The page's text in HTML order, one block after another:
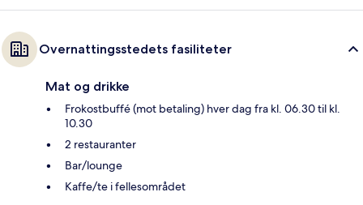
Overnattingsstedets fasiliteter
Mat og drikke
Frokostbuffé (mot betaling) hver dag fra kl. 06.30 til kl.
10.30
2 restauranter
Bar/lounge
Kaffe/te i fellesområdet